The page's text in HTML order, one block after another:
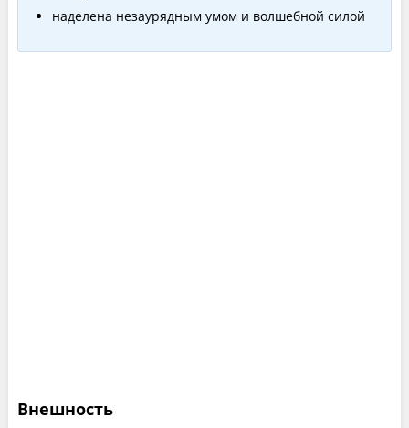
наделена незаурядным умом и волшебной силой
Внешность